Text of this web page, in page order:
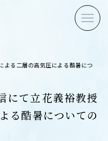
在学生
よる二層の高気圧による酷暑につ
にて立花義裕教授
る酷暑についての